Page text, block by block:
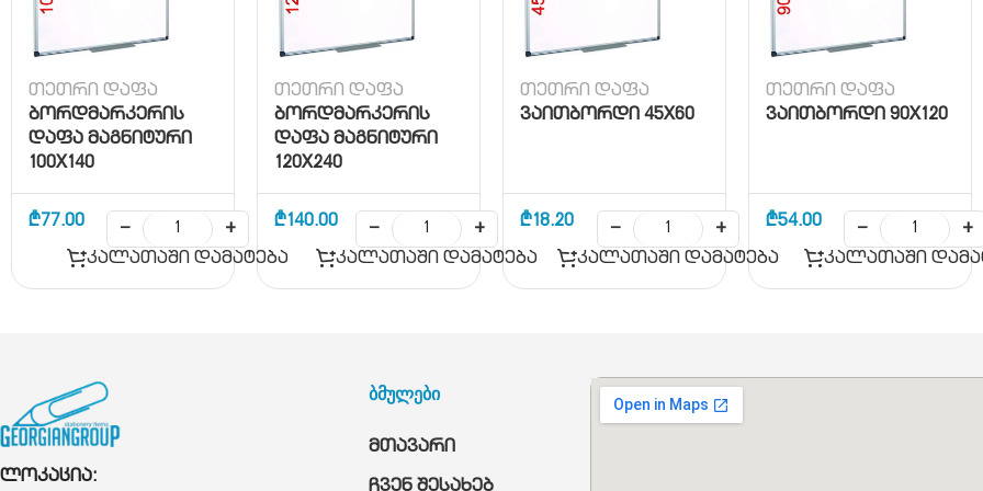
თეთრი დაფა
ბორდმარკერის
დაფა მაგნიტური
100X140
₾77.00 −
+
კალათაში დამატება
თეთრი დაფა
ბორდმარკერის
დაფა მაგნიტური
120X240
₾140.00 −
+
კალათაში დამატება
თეთრი დაფა
ვაითბორდი 45X60
₾18.20 −
+
კალათაში დამატება
თეთრი დაფა
ვაითბორდი 90X120
₾54.00 −
+
კალათაში
ლოკაცია:
ბმულები
მთავარი